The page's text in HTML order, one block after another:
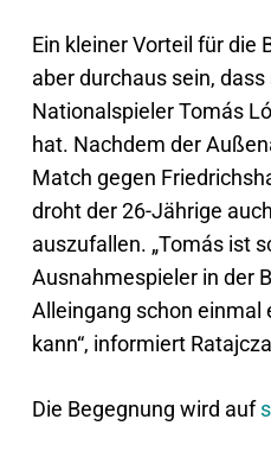
Ein kleiner Vorteil für die
aber durchaus sein,
Nationalspieler Tomás
hat. Nachdem der
Match gegen
droht der 26-Jährige
auszufallen. „Tomás ist
Ausnahmespieler in der
Alleingang schon einmal
kann“, informiert
Die Begegnung wird auf